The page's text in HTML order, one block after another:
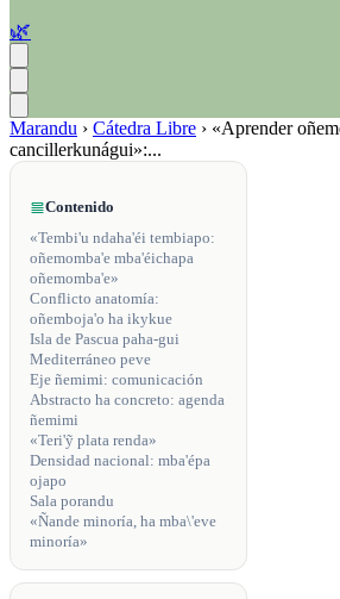
🌿
Marandu › Cátedra Libre › «Aprender
cancillerkunágui»:...
Contenido
«Tembi'u ndaha'éi tembiapo:
oñemomba'e mba'éichapa
oñemomba'e»
Conflicto anatomía:
oñemboja'o ha ikykue
Isla de Pascua paha-gui
Mediterráneo peve
Eje ñemimi: comunicación
Abstracto ha concreto: agenda
ñemimi
«Teri'ỹ plata renda»
Densidad nacional: mba'épa
ojapo
Sala porandu
«Ñande minoría, ha mba\'eve
minoría»